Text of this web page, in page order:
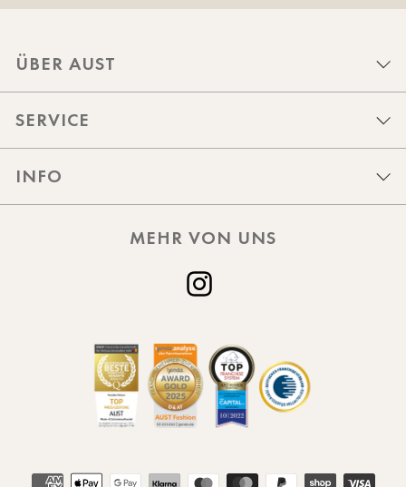
ÜBER AUST
SERVICE
INFO
MEHR VON UNS